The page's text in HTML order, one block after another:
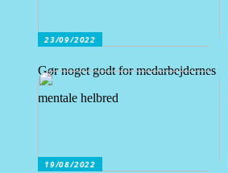
23/09/2022
Gør noget godt for medarbejdernes
mentale helbred
19/08/2022